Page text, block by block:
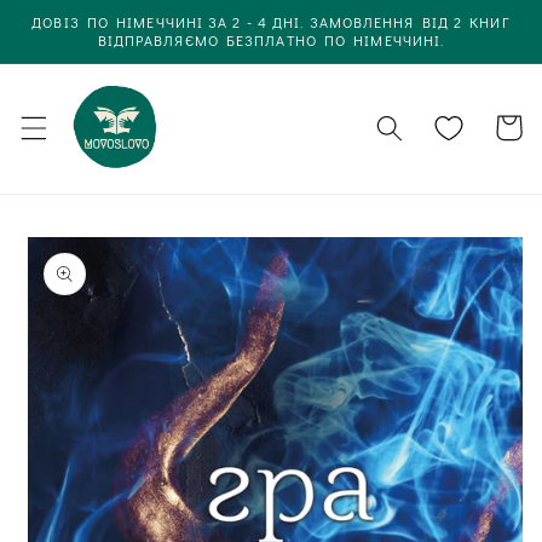
до
вмісту
ДОВІЗ ПО НІМЕЧЧИНІ ЗА 2 - 4 ДНІ. ЗАМОВЛЕННЯ ВІД 2 КНИГ
ВІДПРАВЛЯЄМО БЕЗПЛАТНО ПО НІМЕЧЧИНІ.
Кошик
Одразу до
інформації
про товар